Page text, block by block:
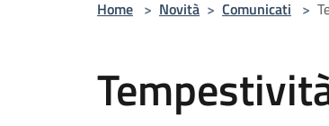
Home > Novità > Comunicati >